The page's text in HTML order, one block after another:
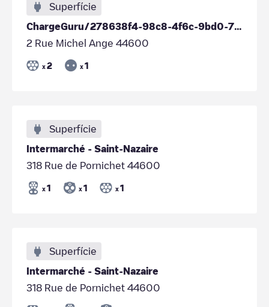
Superfície
ChargeGuru/278638f4-98c8-4f6c-9bd0-7a9f1843b1e9
2 Rue Michel Ange 44600
x 2 x 1
Superfície
Intermarché - Saint-Nazaire
318 Rue de Pornichet 44600
x 1 x 1 x 1
Superfície
Intermarché - Saint-Nazaire
318 Rue de Pornichet 44600